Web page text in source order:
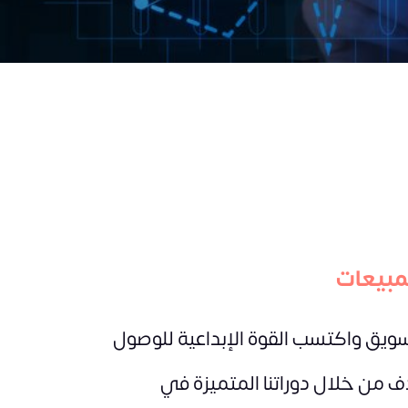
واكتسب القوة الإبداعية للوصول
خلال دوراتنا المتميزة في